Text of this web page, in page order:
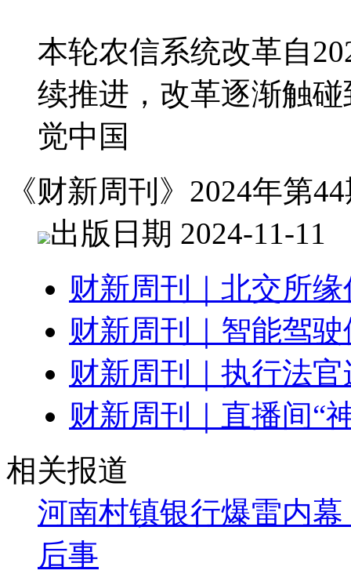
本轮农信系统改革自
续推进，改革逐渐触
觉中国
《财新周刊》2024年第
出版日期 2024-11-11
财新周刊｜北交所
财新周刊｜智能驾
财新周刊｜执行法
财新周刊｜直播间“
相关报道
河南村镇银行爆雷内
后事